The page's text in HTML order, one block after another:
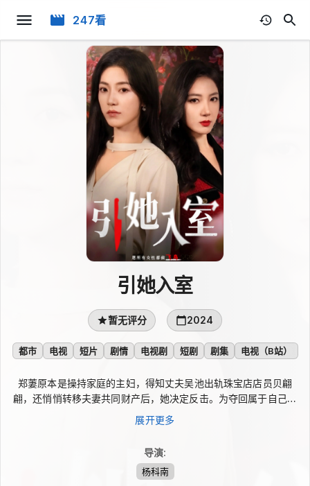
247看
引她入室
暂无评分 2024
都市 电视 短片 剧情 电视剧 短剧 剧集 电视（B站）
郑萋原本是操持家庭的主妇，得知丈夫吴池出轨珠宝店店员贝翩
翩，还悄悄转移夫妻共同财产后，她决定反击。为夺回属于自己的
钱，她招来急需为女儿筹医药费的马红丽，将其包装成富婆“玛丽”
住进家中，借机接近吴池并引他投入翡翠生意。两人在布局中逐渐
并与曾困在迷茫中的女性们重新出发。
展开更多
导演:
杨科南